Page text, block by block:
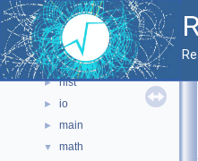
► graf2d
► graf3d
► gui
► hist
► io
► main
▼
math